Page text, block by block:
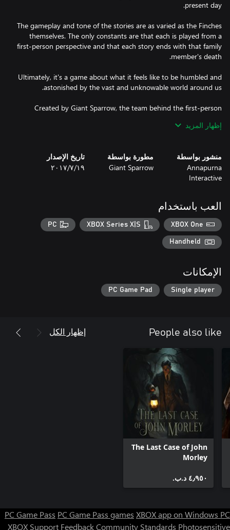
The gameplay and tone of the stories are as varied as the Finches
themselves. The only constants are that each is played from a
first-person perspective and that each story ends with that family
Ultimately, it's a game about what it feels like to be humbled and
Created by Giant Sparrow, the team behind the first-person
إظهار المزيد
منشور بواسطة
Annapurna
Interactive
مطورة بواسطة
Giant Sparrow
تاريخ الإصدار
١٩‏/٧‏/٢٠١٧
العب باستخدام
XBOX One
XBOX Series X|S
PC
Handheld
الإمكانات
Single player
PC Game Pad
People also like إظهار الكل
The Last Case of John
Morley
٤٫٩٥٠ د.ب.‏
PC Game Pass PC Game Pass games XBOX app on Windows PC
XBOX Support FeedbackCommunity Standards Photosensitive